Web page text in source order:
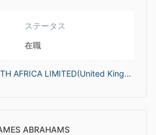
ステータス
在職
AFRICA LIMITED(United Kingdo
ABRAHAMS